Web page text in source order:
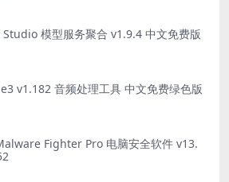
模型服务聚合 v1.9.4 中文免费版
v1.182 音频处理工具 中文免费绿色版
Fighter Pro 电脑安全软件 v13.